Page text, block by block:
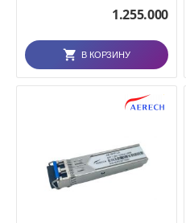
1.255.000
В КОРЗИНУ